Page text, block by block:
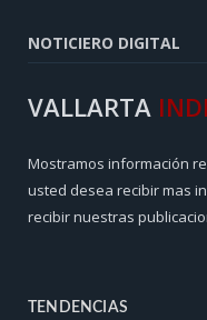
NOTICIERO DIGITAL
VALLARTA
Mostramos información
usted desea recibir mas
recibir nuestras
TENDENCIAS